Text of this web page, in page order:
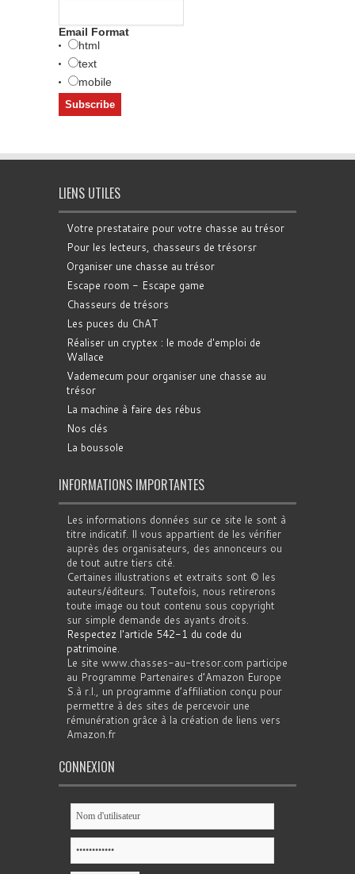
Email Format
html
text
mobile
LIENS UTILES
Votre prestataire pour votre chasse au trésor
Pour les lecteurs, chasseurs de trésorsr
Organiser une chasse au trésor
Escape room - Escape game
Chasseurs de trésors
Les puces du ChAT
Réaliser un cryptex : le mode d'emploi de
Wallace
Vademecum pour organiser une chasse au
trésor
La machine à faire des rébus
Nos clés
La boussole
INFORMATIONS IMPORTANTES
Les informations données sur ce site le sont à
titre indicatif. Il vous appartient de les vérifier
auprès des organisateurs, des annonceurs ou
de tout autre tiers cité.
Certaines illustrations et extraits sont © les
auteurs/éditeurs. Toutefois, nous retirerons
toute image ou tout contenu sous copyright
sur simple demande des ayants droits.
Respectez l'article 542-1 du code du
patrimoine.
Le site www.chasses-au-tresor.com participe
au Programme Partenaires d’Amazon Europe
S.à r.l., un programme d’affiliation conçu pour
permettre à des sites de percevoir une
rémunération grâce à la création de liens vers
Amazon.fr
CONNEXION